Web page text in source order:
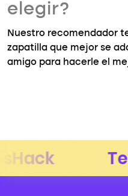
elegir?
Nuestro recomendador
zapatilla que mejor se
amigo para hacerle el